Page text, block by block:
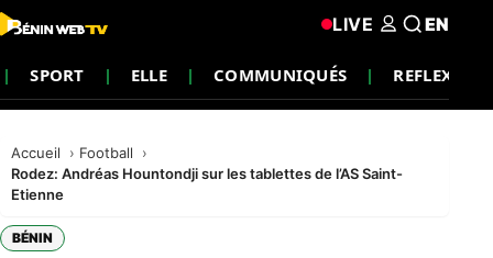
SPORT ELLE COMMUNIQUÉS REFLEXION
LIVE EN
Accueil
Football
Rodez: Andréas Hountondji sur les tablettes de l’AS Saint-
Etienne
BÉNIN